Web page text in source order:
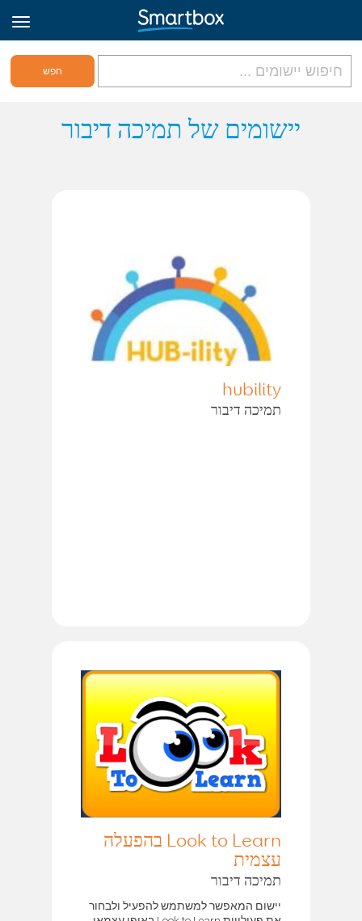
גריד אונליין
יישומים של תמיכה דיבור
hubility
תמיכה דיבור
Look to Learn בהפעלה
עצמית
תמיכה דיבור
יישום המאפשר למשתמש להפעיל ולבחור